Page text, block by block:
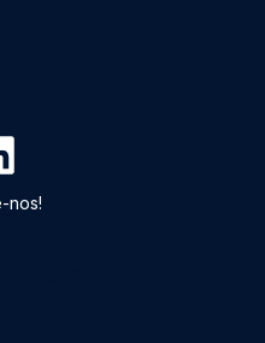
nos!